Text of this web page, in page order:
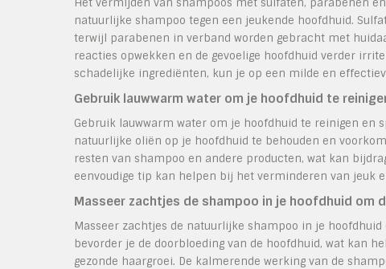
Het vermijden van shampoos met sulfaten, parabenen
natuurlijke shampoo tegen een jeukende hoofdhuid.
terwijl parabenen in verband worden gebracht met
reacties opwekken en de gevoelige hoofdhuid verder
schadelijke ingrediënten, kun je op een milde en
Gebruik lauwwarm water om je hoofdhuid te
Gebruik lauwwarm water om je hoofdhuid te reinigen en
natuurlijke oliën op je hoofdhuid te behouden en
resten van shampoo en andere producten, wat kan
eenvoudige tip kan helpen bij het verminderen van jeuk
Masseer zachtjes de shampoo in je hoofdhuid om
Masseer zachtjes de natuurlijke shampoo in je
bevorder je de doorbloeding van de hoofdhuid, wat kan
gezonde haargroei. De kalmerende werking van de